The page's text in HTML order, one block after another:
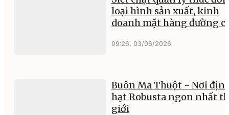
loại hình sản xuất, kinh
doanh mặt hàng đường
09:26, 03/06/2026
Buôn Ma Thuột - Nơi
hạt Robusta ngon nhất
giới